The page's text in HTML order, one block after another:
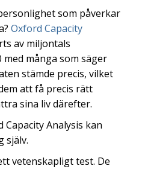
som påverkar
Oxford Capacity
av miljontals
många som säger
stämde precis, vilket
att få precis rätt
sina liv därefter.
Analysis kan
själv.
vetenskapligt test. De